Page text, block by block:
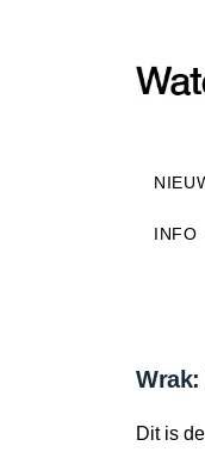
INFO
Wrak:
Dit is